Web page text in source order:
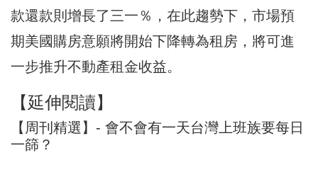
款還款則增長了三一％，在此趨勢下，市場預
期美國購房意願將開始下降轉為租房，將可進
一步推升不動產租金收益。
【延伸閱讀】
【周刊精選】- 會不會有一天台灣上班族要每日
一篩？